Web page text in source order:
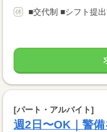
■交代制 ■シフト提
[パート・アルバイト]
週2日〜OK｜警